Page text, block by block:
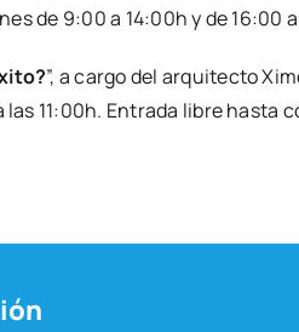
de 9:00 a 14:00h y de 16:00
”, a car­go del arqui­tec­to
11:00h. Entra­da libre has­ta